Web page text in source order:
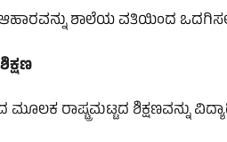
ಶಾಲೆಯ ವತಿಯಿಂದ
ಮೂಲಕ ರಾಷ್ಟ್ರಮಟ್ಟದ ಶಿಕ್ಷಣವನ್ನು